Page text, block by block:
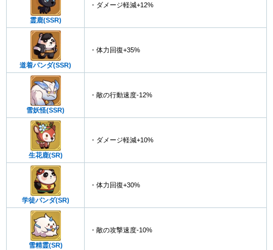
霊鹿(SSR)
・ダメージ軽減+12%
道着パンダ(SSR)
・体力回復+35%
雪妖怪(SSR)
・敵の行動速度-12%
生花鹿(SR)
・ダメージ軽減+10%
学徒パンダ(SR)
・体力回復+30%
雪精霊(SR)
・敵の攻撃速度-10%